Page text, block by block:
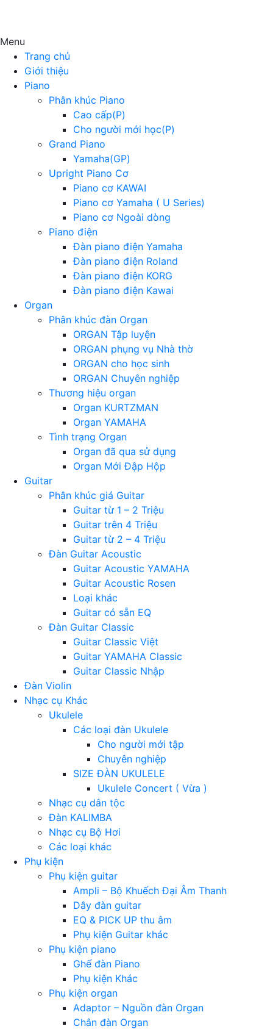
Menu
Trang chủ
Giới thiệu
Piano
Phân khúc Piano
Cao cấp(P)
Cho người mới học(P)
Grand Piano
Yamaha(GP)
Upright Piano Cơ
Piano cơ KAWAI
Piano cơ Yamaha ( U Series)
Piano cơ Ngoài dòng
Piano điện
Đàn piano điện Yamaha
Đàn piano điện Roland
Đàn piano điện KORG
Đàn piano điện Kawai
Organ
Phân khúc đàn Organ
ORGAN Tập luyện
ORGAN phụng vụ Nhà thờ
ORGAN cho học sinh
ORGAN Chuyên nghiệp
Thương hiệu organ
Organ KURTZMAN
Organ YAMAHA
Tình trạng Organ
Organ đã qua sử dụng
Organ Mới Đập Hộp
Guitar
Phân khúc giá Guitar
Guitar từ 1 – 2 Triệu
Guitar trên 4 Triệu
Guitar từ 2 – 4 Triệu
Đàn Guitar Acoustic
Guitar Acoustic YAMAHA
Guitar Acoustic Rosen
Loại khác
Guitar có sẵn EQ
Đàn Guitar Classic
Guitar Classic Việt
Guitar YAMAHA Classic
Guitar Classic Nhập
Đàn Violin
Nhạc cụ Khác
Ukulele
Các loại đàn Ukulele
Cho người mới tập
Chuyên nghiệp
SIZE ĐÀN UKULELE
Ukulele Concert ( Vừa )
Nhạc cụ dân tộc
Đàn KALIMBA
Nhạc cụ Bộ Hơi
Các loại khác
Phụ kiện
Phụ kiện guitar
Ampli – Bộ Khuếch Đại Âm Thanh
Dây đàn guitar
EQ & PICK UP thu âm
Phụ kiện Guitar khác
Phụ kiện piano
Ghế đàn Piano
Phụ kiện Khác
Phụ kiện organ
Adaptor – Nguồn đàn Organ
Chân đàn Organ